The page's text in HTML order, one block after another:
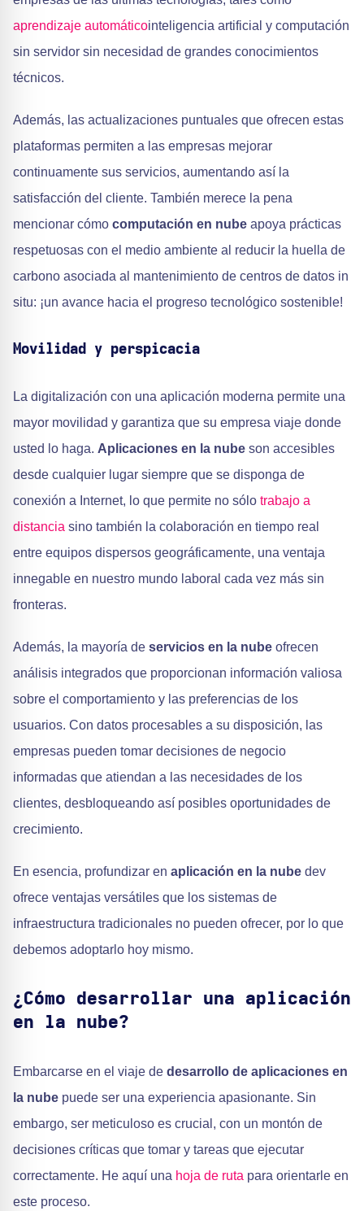
aprendizaje automáticointeligencia artificial y computación
sin servidor sin necesidad de grandes conocimientos
técnicos.
Además, las actualizaciones puntuales que ofrecen estas
plataformas permiten a las empresas mejorar
continuamente sus servicios, aumentando así la
satisfacción del cliente. También merece la pena
mencionar cómo computación en nube apoya prácticas
respetuosas con el medio ambiente al reducir la huella de
carbono asociada al mantenimiento de centros de datos in
situ: ¡un avance hacia el progreso tecnológico sostenible!
Movilidad y perspicacia
La digitalización con una aplicación moderna permite una
mayor movilidad y garantiza que su empresa viaje donde
usted lo haga. Aplicaciones en la nube son accesibles
desde cualquier lugar siempre que se disponga de
conexión a Internet, lo que permite no sólo trabajo a
distancia sino también la colaboración en tiempo real
entre equipos dispersos geográficamente, una ventaja
innegable en nuestro mundo laboral cada vez más sin
fronteras.
Además, la mayoría de servicios en la nube ofrecen
análisis integrados que proporcionan información valiosa
sobre el comportamiento y las preferencias de los
usuarios. Con datos procesables a su disposición, las
empresas pueden tomar decisiones de negocio
informadas que atiendan a las necesidades de los
clientes, desbloqueando así posibles oportunidades de
crecimiento.
En esencia, profundizar en aplicación en la nube dev
ofrece ventajas versátiles que los sistemas de
infraestructura tradicionales no pueden ofrecer, por lo que
debemos adoptarlo hoy mismo.
¿Cómo desarrollar una aplicación
en la nube?
Embarcarse en el viaje de desarrollo de aplicaciones en
la nube puede ser una experiencia apasionante. Sin
embargo, ser meticuloso es crucial, con un montón de
decisiones críticas que tomar y tareas que ejecutar
correctamente. He aquí una hoja de ruta para orientarle en
este proceso.